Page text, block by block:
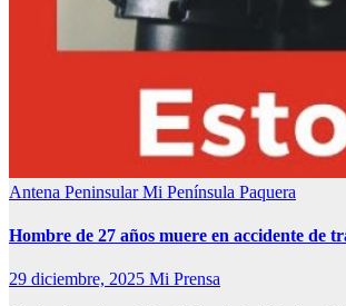
Antena PeninsularMi Península Paquera
Hombre de 27 años muere en accidente de
29 diciembre, 2025 Mi Prensa